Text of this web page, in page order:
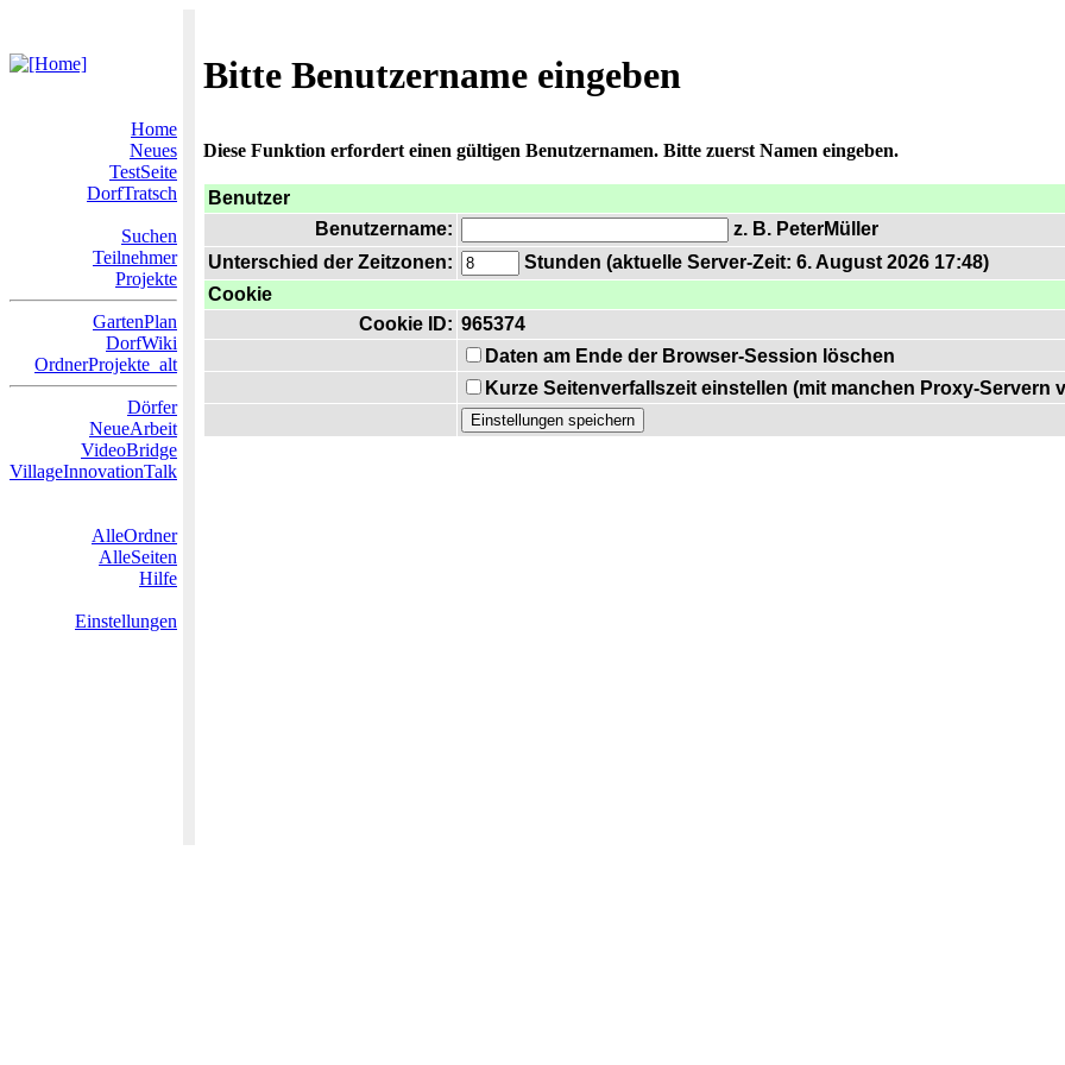
Bitte Benutzername eingeben
Home
Neues
TestSeite
DorfTratsch
Suchen
Teilnehmer
Projekte
GartenPlan
DorfWiki
OrdnerProjekte_alt
Dörfer
NeueArbeit
VideoBridge
VillageInnovationTalk
AlleOrdner
AlleSeiten
Hilfe
Einstellungen
Diese Funktion erfordert einen gültigen Benutzernamen. Bitte zuerst Namen eingeben.
Benutzer
Benutzername:
z. B. PeterMüller
Unterschied der Zeitzonen:
Stunden (aktuelle Server-Zeit: 6. August 2026 17:48)
Cookie
Cookie ID: 965374
Daten am Ende der Browser-Session löschen
Kurze Seitenverfallszeit einstellen (mit manchen Proxy-Servern